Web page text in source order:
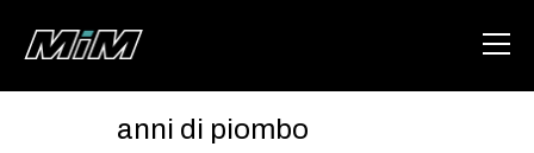
anni di piombo